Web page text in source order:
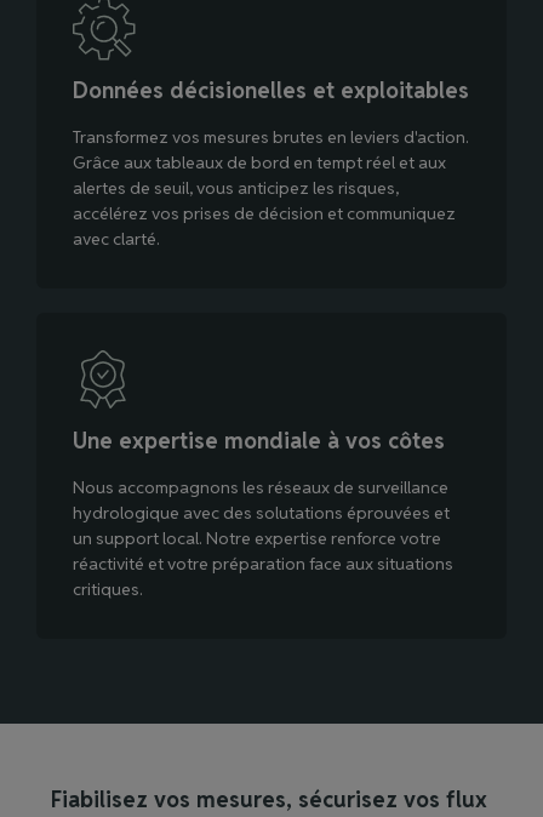
Données décisionelles et exploitables
Transformez vos mesures brutes en leviers d'action.
Grâce aux tableaux de bord en tempt réel et aux
alertes de seuil, vous anticipez les risques,
accélérez vos prises de décision et communiquez
avec clarté.
Une expertise mondiale à vos côtes
Nous accompagnons les réseaux de surveillance
hydrologique avec des solutations éprouvées et
un support local. Notre expertise renforce votre
réactivité et votre préparation face aux situations
critiques.
Fiabilisez vos mesures, sécurisez vos flux